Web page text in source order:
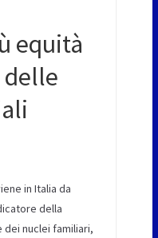
equità
delle
in Italia da
della
nuclei familiari,